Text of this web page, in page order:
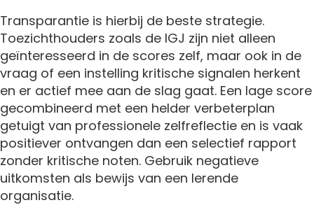
Transparantie is hierbij de beste strategie.
Toezichthouders zoals de IGJ zijn niet alleen
geïnteresseerd in de scores zelf, maar ook in de
vraag of een instelling kritische signalen herkent
en er actief mee aan de slag gaat. Een lage score
gecombineerd met een helder verbeterplan
getuigt van professionele zelfreflectie en is vaak
positiever ontvangen dan een selectief rapport
zonder kritische noten. Gebruik negatieve
uitkomsten als bewijs van een lerende
organisatie.